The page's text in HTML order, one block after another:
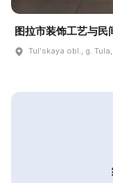
图拉市装饰工艺与民
Tulʹskaya obl., g.